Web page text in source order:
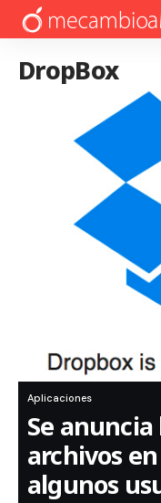
DropBox
Aplicaciones
Se
archivos
algunos